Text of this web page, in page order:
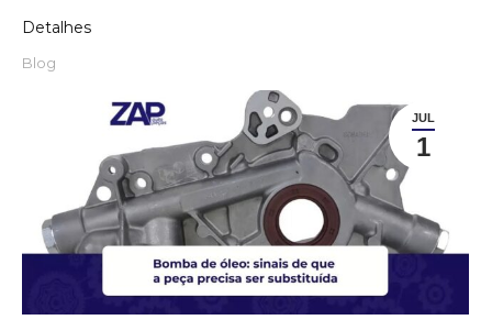
Detalhes
Blog
JUL
1